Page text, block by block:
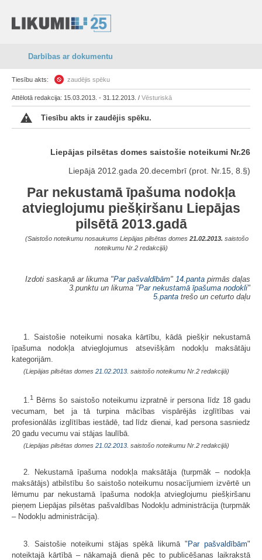
Darbības ar dokumentu
Tiesību akts: zaudējis spēku
Attēlotā redakcija: 15.03.2013. - 31.12.2013. / Vēsturiskā
Tiesību akts ir zaudējis spēku.
Liepājas pilsētas domes saistošie noteikumi Nr.26
Liepājā 2012.gada 20.decembrī (prot. Nr.15, 8.§)
Par nekustamā īpašuma nodokļa
atvieglojumu piešķiršanu Liepājas
pilsētā 2013.gadā
(Saistošo noteikumu nosaukums Liepājas pilsētas domes 21.02.2013. saistošo
noteikumu Nr.2 redakcijā)
Izdoti saskaņā ar likuma "Par pašvaldībām" 14.panta pirmās daļas
3.punktu un likuma "Par nekustamā īpašuma nodokli"
5.panta trešo un ceturto daļu
1. Saistošie noteikumi nosaka kārtību, kādā piešķir nekustamā
īpašuma nodokļa atvieglojumus atsevišķām nodokļu maksātāju
kategorijām.
(Liepājas pilsētas domes 21.02.2013. saistošo noteikumu Nr.2 redakcijā)
1. 1
Bērns šo saistošo noteikumu izpratnē ir persona līdz 18 gadu
vecumam, bet ja tā turpina mācības vispārējās izglītības vai
profesionālās izglītības iestādē, tad līdz dienai, kad persona sasniedz
20 gadu vecumu vai stājas laulībā.
(Liepājas pilsētas domes 21.02.2013. saistošo noteikumu Nr.2 redakcijā)
2. Nekustamā īpašuma nodokļa maksātāja (turpmāk – nodokļa
maksātājs) atbilstību šo saistošo noteikumu nosacījumiem izvērtē un
lēmumu par nekustamā īpašuma nodokļa atvieglojumu piešķiršanu
pieņem Liepājas pilsētas pašvaldības Nodokļu administrācija (turpmāk
– Nodokļu administrācija).
3. Saistošie noteikumi stājas spēkā likumā " Par pašvaldībām"
noteiktajā kārtībā – nākamajā dienā pēc to publicēšanas laikrakstā